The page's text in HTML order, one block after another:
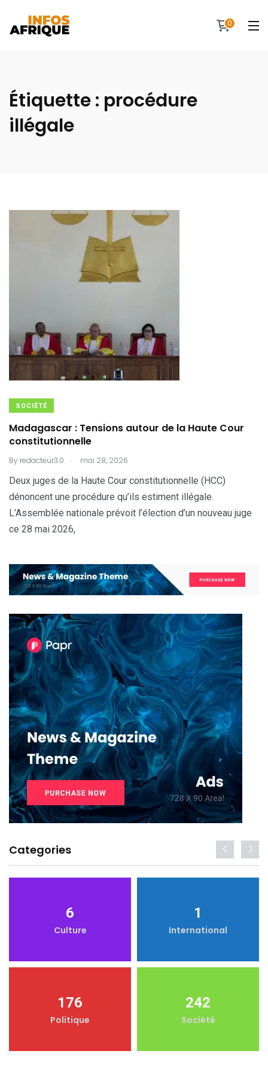
0
Étiquette : procédure
illégale
SOCIÉTÉ
Madagascar : Tensions autour de la Haute Cour
constitutionnelle
By redacteur3.0 . mai 28, 2026
Deux juges de la Haute Cour constitutionnelle (HCC)
dénoncent une procédure qu’ils estiment illégale.
L’Assemblée nationale prévoit l’élection d’un nouveau juge
ce 28 mai 2026,
Categories
6
Culture
1
International
176
Politique
242
Société